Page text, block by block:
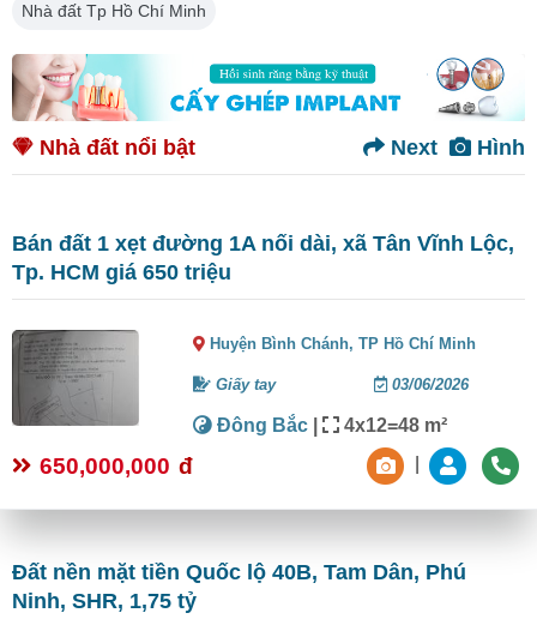
Nhà đất Tp Hồ Chí Minh
Nhà đất nổi bật Hình
Next
Bán đất 1 xẹt đường 1A nối dài, xã Tân Vĩnh Lộc,
Tp. HCM giá 650 triệu
Huyện Bình Chánh,TP Hồ Chí Minh
Giấy tay 03/06/2026
Đông Bắc | 4x12=48 m²
650,000,000 đ
Đất nền mặt tiền Quốc lộ 40B, Tam Dân, Phú
Ninh, SHR, 1,75 tỷ